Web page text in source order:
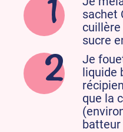
sachet
sucre
Je
liquide
que la
batteur